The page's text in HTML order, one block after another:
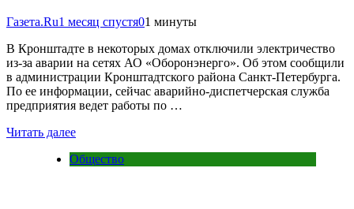
Газета.Ru1 месяц спустя01 минуты
В Кронштадте в некоторых домах отключили электричество
из-за аварии на сетях АО «Оборонэнерго». Об этом сообщили
в администрации Кронштадтского района Санкт-Петербурга.
По ее информации, сейчас аварийно-диспетчерская служба
предприятия ведет работы по …
Читать далее
Общество